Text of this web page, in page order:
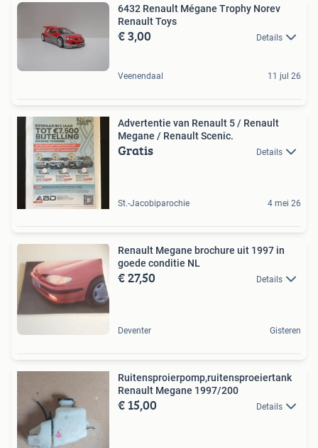
6432 Renault Mégane Trophy Norev
Renault Toys
€ 3,00 Details
Veenendaal 11 jul 26
Advertentie van Renault 5 / Renault
Megane / Renault Scenic.
Gratis Details
St.-Jacobiparochie 4 mei 26
Renault Megane brochure uit 1997 in
goede conditie NL
€ 27,50 Details
Deventer Gisteren
Ruitensproierpomp,ruitensproeiertank
Renault Megane 1997/200
€ 15,00 Details